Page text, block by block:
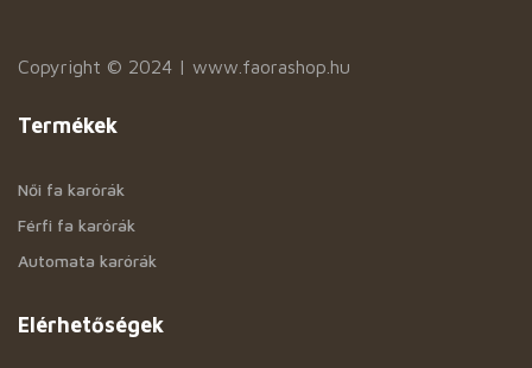
Copyright © 2024 | www.faorashop.hu
Termékek
Női fa karórák
Férfi fa karórák
Automata karórák
Elérhetőségek